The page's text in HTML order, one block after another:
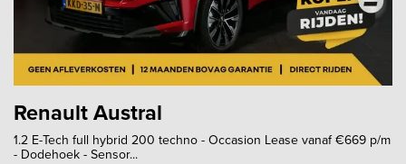
Renault Austral
1.2 E-Tech full hybrid 200 techno - Occasion Lease vanaf €669 p/m
- Dodehoek - Sensor...